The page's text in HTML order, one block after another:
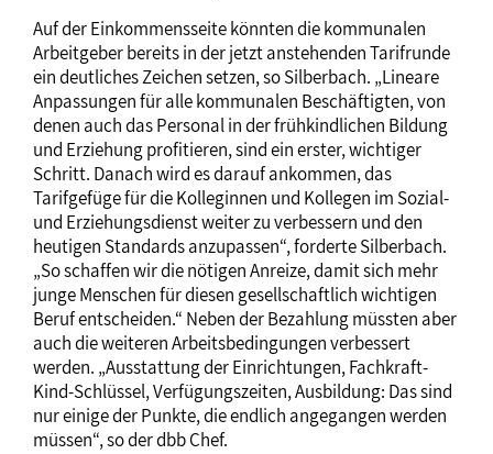
Auf der Einkommensseite könnten die kommunalen
Arbeitgeber bereits in der jetzt anstehenden Tarifrunde
ein deutliches Zeichen setzen, so Silberbach. „Lineare
Anpassungen für alle kommunalen Beschäftigten, von
denen auch das Personal in der frühkindlichen Bildung
und Erziehung profitieren, sind ein erster, wichtiger
Schritt. Danach wird es darauf ankommen, das
Tarifgefüge für die Kolleginnen und Kollegen im Sozial-
und Erziehungsdienst weiter zu verbessern und den
heutigen Standards anzupassen“, forderte Silberbach.
„So schaffen wir die nötigen Anreize, damit sich mehr
junge Menschen für diesen gesellschaftlich wichtigen
Beruf entscheiden.“ Neben der Bezahlung müssten aber
auch die weiteren Arbeitsbedingungen verbessert
werden. „Ausstattung der Einrichtungen, Fachkraft-
Kind-Schlüssel, Verfügungszeiten, Ausbildung: Das sind
nur einige der Punkte, die endlich angegangen werden
müssen“, so der dbb Chef.